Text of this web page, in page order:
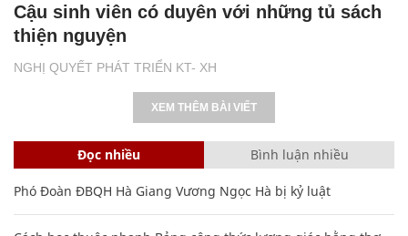
NGHỊ QUYẾT PHÁT TRIỂN KT- XH
Cậu sinh viên có duyên với những tủ sách
thiện nguyện
XEM THÊM BÀI VIẾT
Đọc nhiều Bình luận nhiều
Phó Đoàn ĐBQH Hà Giang Vương Ngọc Hà bị kỷ luật